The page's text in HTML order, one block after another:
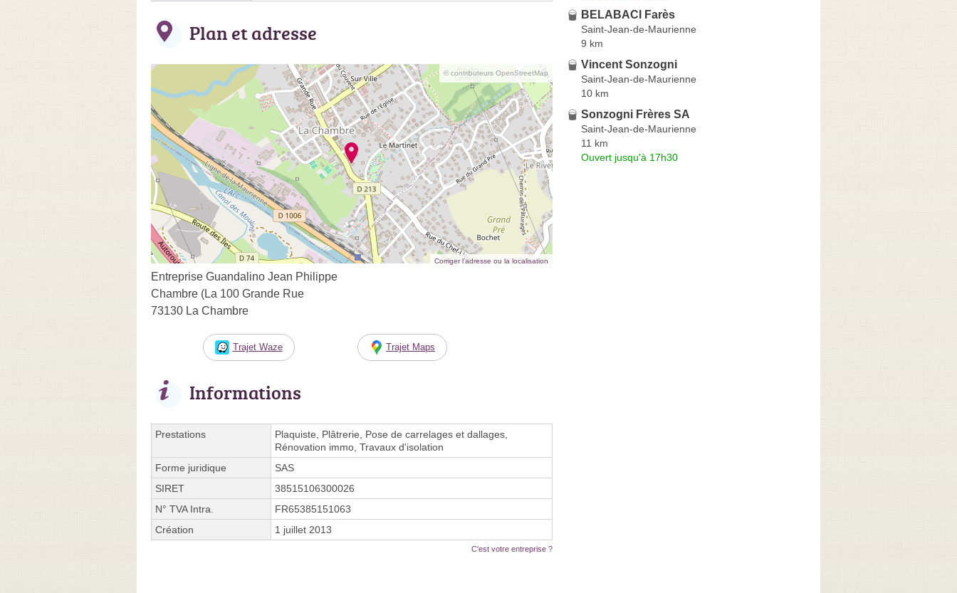
Plan et adresse
© contributeurs OpenStreetMap
Corriger l’adresse ou la localisation
Entreprise Guandalino Jean Philippe
Chambre (La 100 Grande Rue
73130 La Chambre
Trajet Waze Trajet Maps
Informations
Prestations
Plaquiste, Plâtrerie, Pose de carrelages et dallages,
Rénovation immo, Travaux d'isolation
Forme juridique
SAS
SIRET
38515106300026
N° TVA Intra.
FR65385151063
Création
1 juillet 2013
C'est votre entreprise ?
BELABACI Farès
Saint-Jean-de-Maurienne
9 km
Vincent Sonzogni
Saint-Jean-de-Maurienne
10 km
Sonzogni Frères SA
Saint-Jean-de-Maurienne
11 km
Ouvert jusqu'à 17h30